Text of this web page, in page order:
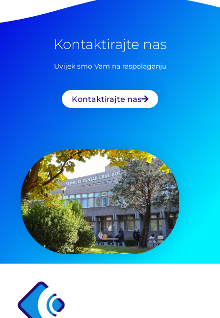
Kontaktirajte nas
Uvijek smo Vam na raspolaganju
Kontaktirajte nas